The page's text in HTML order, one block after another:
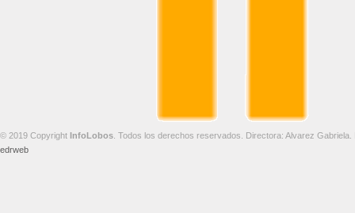
© 2019 Copyright InfoLobos . Todos los derechos reservados. Directora: Alvarez
edrweb